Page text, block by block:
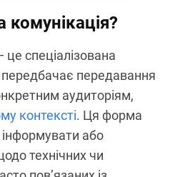
комунікація?
це спеціалізована
передавання
аудиторіям,
контексті. Ця форма
інформувати або
технічних чи